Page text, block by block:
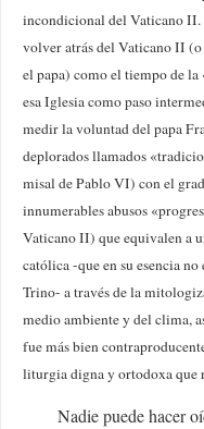
incondicional del Vaticano II.
volver atrás del Vaticano II
el papa) como el tiempo de
esa Iglesia como paso
medir la voluntad del papa
deplorados llamados
misal de Pablo VI) con el
innumerables abusos
Vaticano II) que equivalen a
católica -que en su esencia
Trino- a través de la
medio ambiente y del clima,
fue más bien
liturgia digna y ortodoxa que
Nadie puede hacer